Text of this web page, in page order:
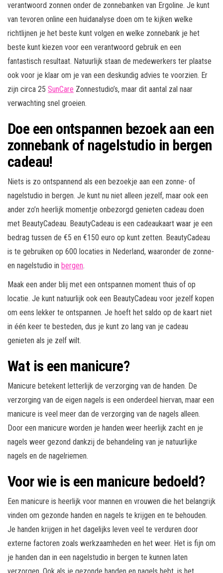
verantwoord zonnen onder de zonnebanken van Ergoline. Je kunt
van tevoren online een huidanalyse doen om te kijken welke
richtlijnen je het beste kunt volgen en welke zonnebank je het
beste kunt kiezen voor een verantwoord gebruik en een
fantastisch resultaat. Natuurlijk staan de medewerkers ter plaatse
ook voor je klaar om je van een deskundig advies te voorzien. Er
zijn circa 25 SunCare Zonnestudio’s, maar dit aantal zal naar
verwachting snel groeien.
Doe een ontspannen bezoek aan een
zonnebank of nagelstudio in bergen
cadeau!
Niets is zo ontspannend als een bezoekje aan een zonne- of
nagelstudio in bergen. Je kunt nu niet alleen jezelf, maar ook een
ander zo’n heerlijk momentje onbezorgd genieten cadeau doen
met BeautyCadeau. BeautyCadeau is een cadeaukaart waar je een
bedrag tussen de €5 en €150 euro op kunt zetten. BeautyCadeau
is te gebruiken op 600 locaties in Nederland, waaronder de zonne-
en nagelstudio in bergen.
Maak een ander blij met een ontspannen moment thuis of op
locatie. Je kunt natuurlijk ook een BeautyCadeau voor jezelf kopen
om eens lekker te ontspannen. Je hoeft het saldo op de kaart niet
in één keer te besteden, dus je kunt zo lang van je cadeau
genieten als je zelf wilt.
Wat is een manicure?
Manicure betekent letterlijk de verzorging van de handen. De
verzorging van de eigen nagels is een onderdeel hiervan, maar een
manicure is veel meer dan de verzorging van de nagels alleen.
Door een manicure worden je handen weer heerlijk zacht en je
nagels weer gezond dankzij de behandeling van je natuurlijke
nagels en de nagelriemen.
Voor wie is een manicure bedoeld?
Een manicure is heerlijk voor mannen en vrouwen die het belangrijk
vinden om gezonde handen en nagels te krijgen en te behouden.
Je handen krijgen in het dagelijks leven veel te verduren door
externe factoren zoals werkzaamheden en het weer. Het is fijn om
je handen dan in een nagelstudio in bergen te kunnen laten